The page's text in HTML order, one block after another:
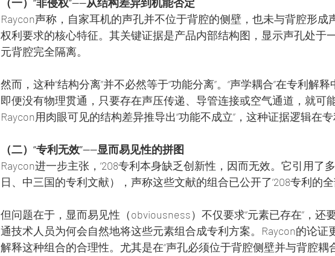
Raycon声称，自家耳机的声孔并不位于背腔的侧壁，也未与背腔形成
权利要求的核心特征。其关键证据是产品内部结构图，显示声孔处于
元背腔完全隔离。
然而，这种“结构分离”并不必然等于“功能分离”。“声学耦合”在专利解
即便没有物理贯通，只要存在声压传递、导管连接或空气通道，就可能
Raycon用肉眼可见的结构差异推导出“功能不成立”，这种证据逻辑在专
（二）“专利无效”——显而易见性的拼图
Raycon进一步主张，’208专利本身缺乏创新性，因而无效。它引用了
日、中三国的专利文献），声称这些文献的组合已公开了’208专利的全
但问题在于，显而易见性（obviousness）不仅要求“元素已存在”，还
通技术人员为何会自然地将这些元素组合成专利方案。Raycon的论证
解释这种组合的合理性。尤其是在“声孔必须位于背腔侧壁并与背腔耦